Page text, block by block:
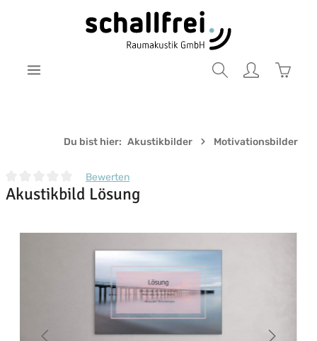
Zum Hauptinhalt springen
Du bist hier: Akustikbilder Motivationsbilder
Durchschnittliche Bewertung von 0 von 5 Sternen
Bewerten
Akustikbild Lösung